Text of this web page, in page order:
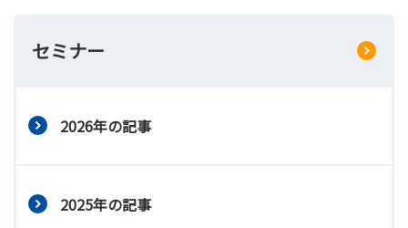
セミナー
2026年の記事
2025年の記事